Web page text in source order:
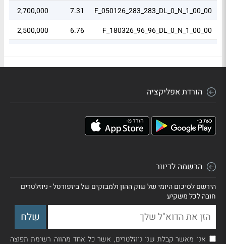
F_050126_283_283_DL_0_N_1_00_00
7.31
2,700,000
F_180326_96_96_DL_0_N_1_00_00
6.76
2,500,000
הורדת אפליקציה
הרשמה לדיוור
הירשם לסיכום היומי של שוק ההון ולמבזקים של ביזפורטל - ניוזלטרים
חובה לכל משקיע
אני מאשר קבלת שני ניוזלטרים, אשר כל אחד מהווה רשימת תפוצה